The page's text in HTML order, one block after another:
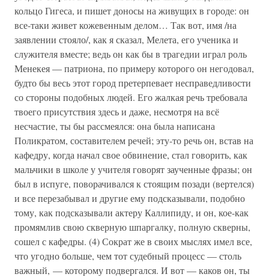
кольцо Гигеса, и пишет доносы на живущих в городе: он
все-таки живет кожевенным делом… Так вот, имя /на
заявлении стояло/, как я сказал, Мелета, его ученика и
служителя вместе; ведь он как бы в трагедии играл роль
Менекея — патриона, по примеру которого он негодовал,
будто бы весь этот город претерпевает несправедливости
со стороны подобных людей. Его жалкая речь требовала
твоего присутствия здесь и даже, несмотря на всё
несчастие, ты бы рассмеялся: она была написана
Поликратом, составителем речей; эту-то речь он, встав на
кафедру, когда начал свое обвинение, стал говорить, как
мальчики в школе у учителя говорят заученные фразы; он
был в испуге, поворачивался к стоящим позади (вертелся)
и все перезабывал и другие ему подсказывали, подобно
тому, как подсказывали актеру Каллипиду, и он, кое-как
промямлив свою скверную шпаргалку, полную скверны,
сошел с кафедры. (4) Сократ же в своих мыслях имел все,
что угодно больше, чем тот судебный процесс — столь
важный, — которому подвергался. И вот — каков он, ты